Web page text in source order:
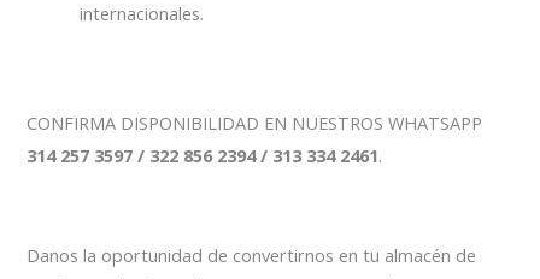
internacionales.
CONFIRMA DISPONIBILIDAD EN NUESTROS WHATSAPP
314 257 3597 / 322 856 2394 / 313 334 2461.
Danos la oportunidad de convertirnos en tu almacén de